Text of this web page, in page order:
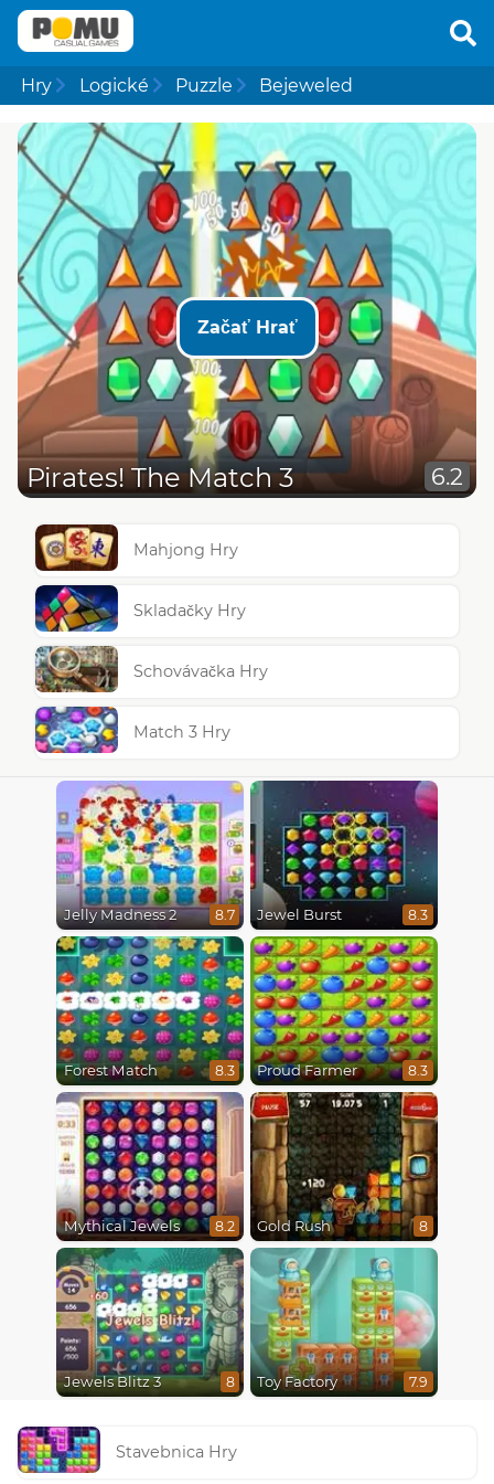
Hry Logické Puzzle Bejeweled
Začať Hrať
Pirates! The Match 3 6.2
Mahjong Hry
Skladačky Hry
Schovávačka Hry
Match 3 Hry
Jelly Madness 2 8.7 Jewel Burst 8.3
Forest Match 8.3 Proud Farmer 8.3
Mythical Jewels 8.2 Gold Rush 8
Jewels Blitz 3 8 Toy Factory 7.9
Stavebnica Hry